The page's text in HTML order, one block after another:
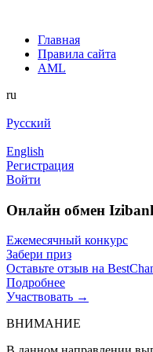
Главная
Правила сайта
AML
ru
Русский
English
Регистрация
Войти
Онлайн обмен
Ежемесячный конкурс
Забери приз
Оставьте отзыв на
Подробнее
Участвовать →
ВНИМАНИЕ